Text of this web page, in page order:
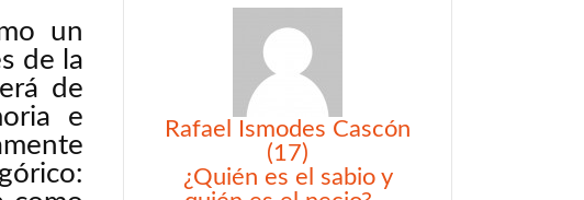
un
de la
de
e
Rafael Ismodes Cascón
(17)
¿Quién es el sabio y